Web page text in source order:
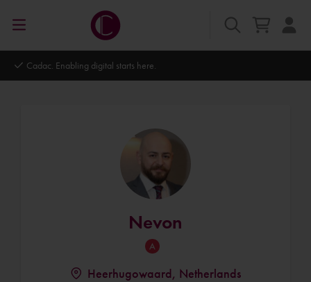
Cadac. Enabling digital starts here.
Nevon
Heerhugowaard, Netherlands